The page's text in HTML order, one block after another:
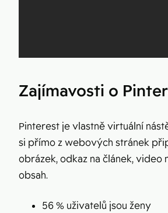
Zajímavosti o
Pinterest je vlastně virtuální
si přímo z webových stránek
obrázek, odkaz na článek, video
obsah.
56 % uživatelů jsou ženy